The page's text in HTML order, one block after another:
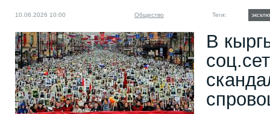
10.06.2026 10:00 Общество Теги:
В